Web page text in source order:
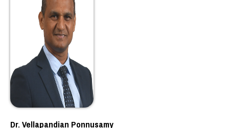
Dr. Vellapandian Ponnusamy